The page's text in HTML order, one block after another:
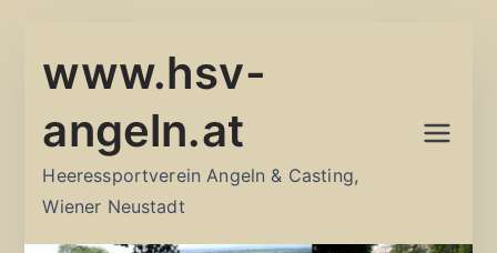
Inhalt
www.hsv-
angeln.at
Heeressportverein Angeln & Casting,
Wiener Neustadt